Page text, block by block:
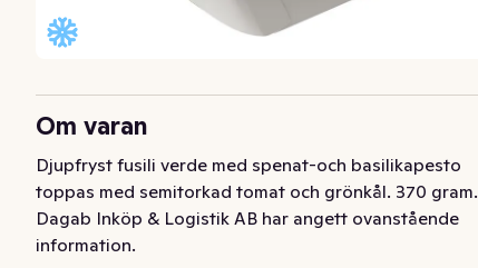
Om varan
Djupfryst fusili verde med spenat-och basilikapesto
toppas med semitorkad tomat och grönkål. 370 gram.
Dagab Inköp & Logistik AB har angett ovanstående
information.